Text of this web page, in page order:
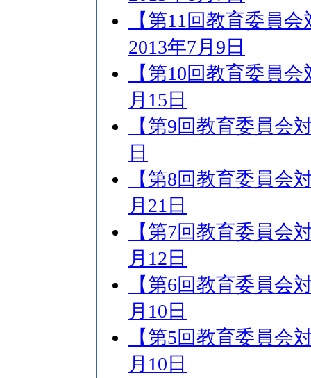
【第11回教育委員
2013年7月9日
【第10回教育委員
月15日
【第9回教育委員会
日
【第8回教育委員会
月21日
【第7回教育委員会
月12日
【第6回教育委員会
月10日
【第5回教育委員会
月10日